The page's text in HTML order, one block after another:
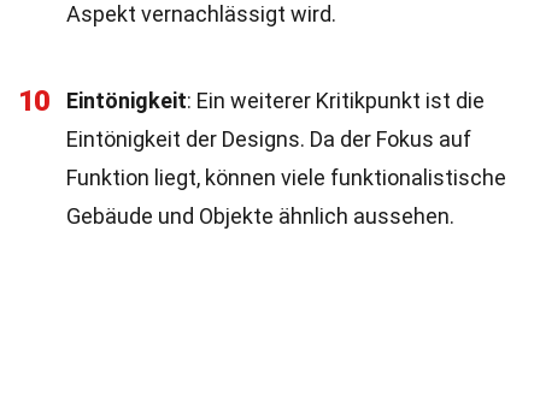
Aspekt vernachlässigt wird.
10 Eintönigkeit: Ein weiterer Kritikpunkt ist die
Eintönigkeit der Designs. Da der Fokus auf
Funktion liegt, können viele funktionalistische
Gebäude und Objekte ähnlich aussehen.